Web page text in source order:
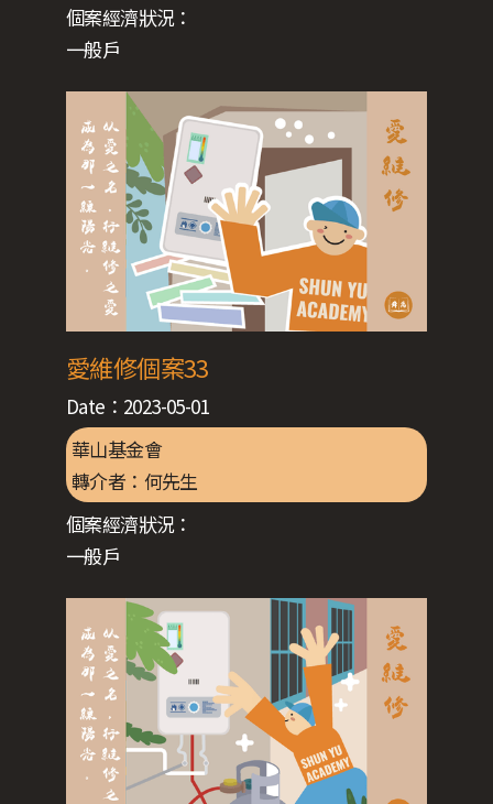
個案經濟狀況：
一般戶
愛維修個案33
Date： 2023-05-01
華山基金會
轉介者： 何先生
個案經濟狀況：
一般戶